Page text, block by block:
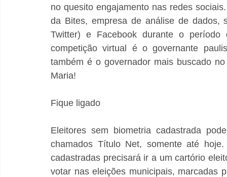
no quesito engajamento nas redes
da Bites, empresa de análise de dados,
Twitter) e Facebook durante o
competição virtual é o governante
também é o governador mais buscado
Maria!
Fique ligado
Eleitores sem biometria cadastrada
chamados Título Net, somente até
cadastradas precisará ir a um cartório
votar nas eleições municipais, marcadas